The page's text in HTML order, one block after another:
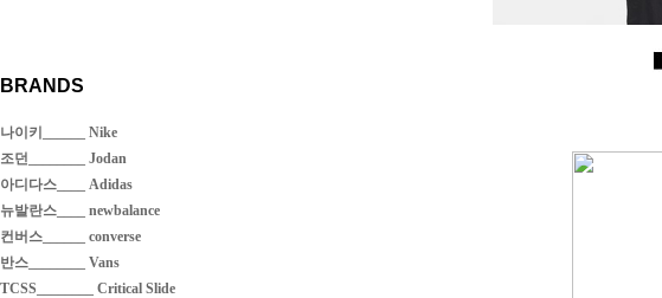
BRANDS
나이키______ Nike
조던________ Jodan
아디다스____ Adidas
뉴발란스____ newbalance
컨버스______ converse
반스________ Vans
TCSS________ Critical Slide